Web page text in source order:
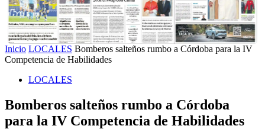
Inicio LOCALES Bomberos salteños rumbo a Córdoba para la IV
Competencia de Habilidades
LOCALES
Bomberos salteños rumbo a Córdoba
para la IV Competencia de Habilidades